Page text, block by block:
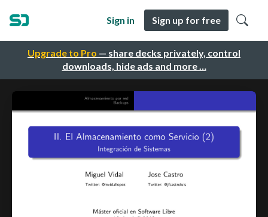
Upgrade to Pro — share decks privately, control
downloads, hide ads and more …
Sign in Sign up for free